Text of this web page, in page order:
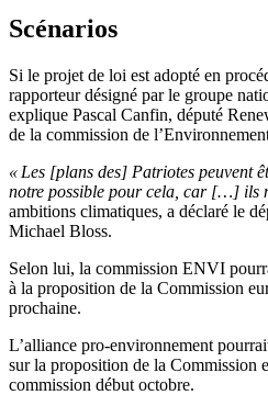
Scénarios
Si le projet de loi est adopté en
rapporteur désigné par le groupe
explique Pascal Canfin, député
de la commission de
« Les [plans des] Patriotes peuvent
notre possible pour cela, car […] ils
ambitions climatiques, a déclaré le
Michael Bloss.
Selon lui, la commission ENVI
à la proposition de la Commission
prochaine.
L’alliance pro-environnement
sur la proposition de la Commission
commission début octobre.